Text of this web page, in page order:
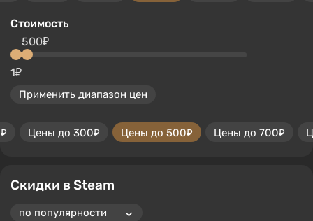
Стоимость
1₽
500₽
Применить диапазон цен
Цены до 300₽ Цены до 500₽ Цены до 700₽
Скидки в Steam